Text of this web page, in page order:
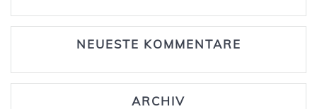
NEUESTE KOMMENTARE
ARCHIV